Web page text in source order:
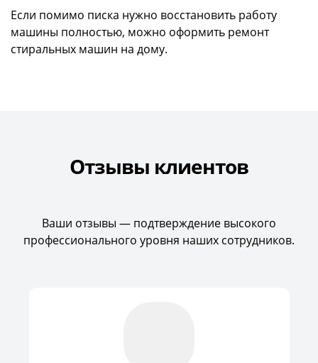
Если помимо писка нужно восстановить работу
машины полностью, можно оформить ремонт
стиральных машин на дому.
Отзывы клиентов
Ваши отзывы — подтверждение высокого
профессионального уровня наших сотрудников.